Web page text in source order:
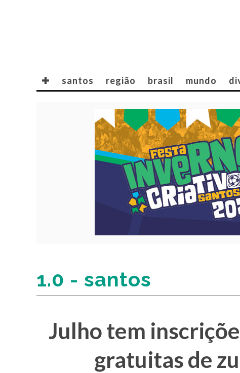
✚ santos região brasil mundo
1.0 - santos
Julho tem
gratuitas de